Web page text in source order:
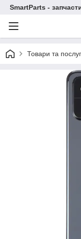
SmartParts -
Товари та